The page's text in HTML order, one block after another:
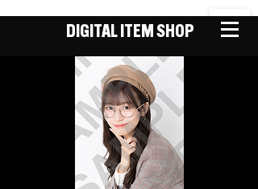
DIGITAL ITEM SHOP